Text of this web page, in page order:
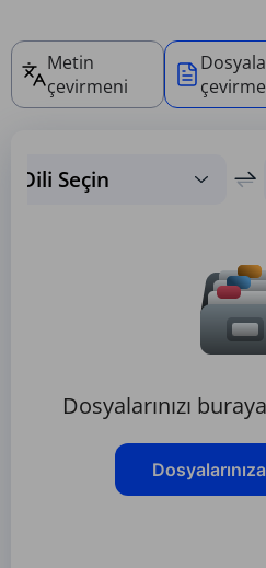
Metin
çevirmeni
Dili Seçin
Dosyalarınızı